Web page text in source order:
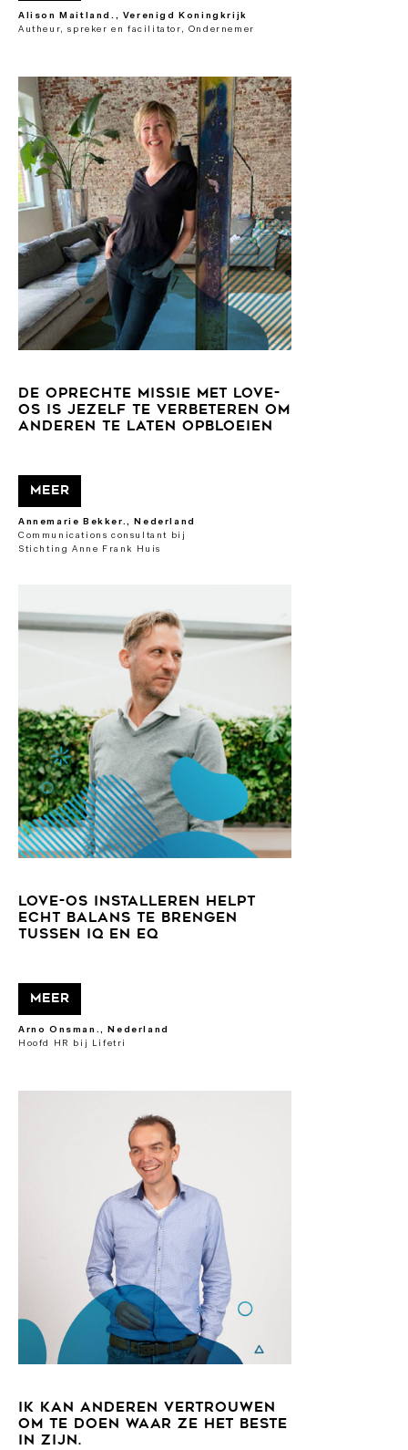
Alison Maitland., Verenigd Koningkrijk
Autheur, spreker en facilitator, Ondernemer
DE OPRECHTE MISSIE MET LOVE-
OS IS JEZELF TE VERBETEREN OM
ANDEREN TE LATEN OPBLOEIEN
Meer
Annemarie Bekker., Nederland
Communications consultant bij
Stichting Anne Frank Huis
Love-OS installeren helpt
echt balans te brengen
tussen IQ en EQ
Meer
Arno Onsman., Nederland
Hoofd HR bij Lifetri
IK KAN ANDEREN VERTROUWEN
OM TE DOEN WAAR ZE HET BESTE
IN ZIJN.